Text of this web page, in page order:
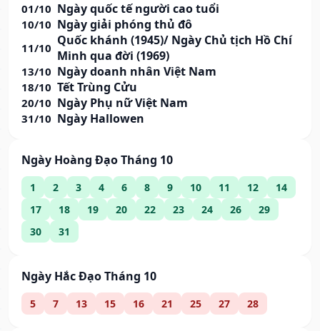
01/10 Ngày quốc tế người cao tuổi
10/10 Ngày giải phóng thủ đô
11/10 Quốc khánh (1945)/ Ngày Chủ tịch Hồ Chí
Minh qua đời (1969)
13/10 Ngày doanh nhân Việt Nam
18/10 Tết Trùng Cửu
20/10 Ngày Phụ nữ Việt Nam
31/10 Ngày Hallowen
Ngày Hoàng Đạo Tháng 10
1 2 3 4 6 8 9 10 11 12
14
17
18 19 20 22 23 24 26
29
30
31
Ngày Hắc Đạo Tháng 10
5 7 13 15 16 21 25 27 28